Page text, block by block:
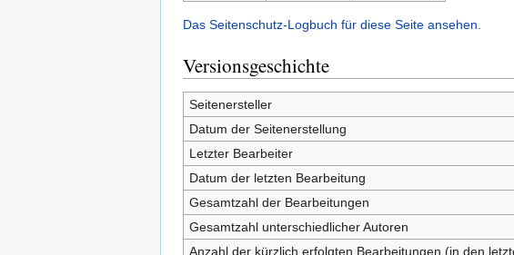
Das Seitenschutz-Logbuch für diese Seite ansehen.
Versionsgeschichte
Seitenersteller
Datum der Seitenerstellung
Letzter Bearbeiter
Datum der letzten Bearbeitung
Gesamtzahl der Bearbeitungen
Gesamtzahl unterschiedlicher Autoren
Anzahl der kürzlich erfolgten Bearbeitungen (in den